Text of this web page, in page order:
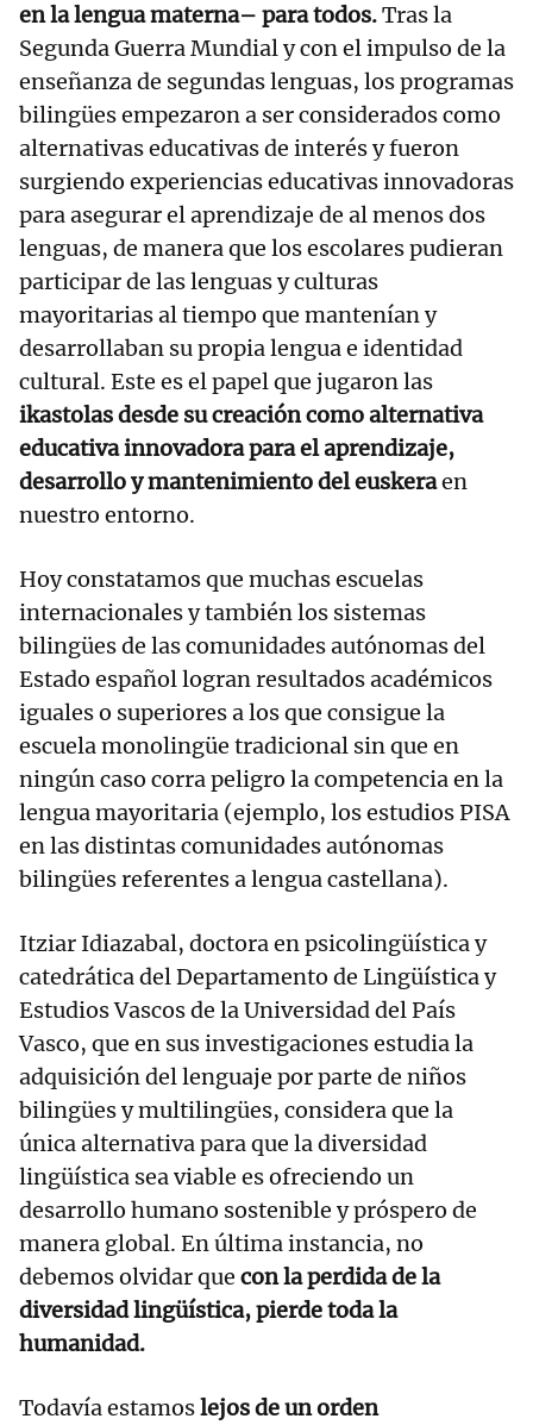
en la lengua materna– para todos.Tras la
Segunda Guerra Mundial y con el impulso de la
enseñanza de segundas lenguas, los programas
bilingües empezaron a ser considerados como
alternativas educativas de interés y fueron
surgiendo experiencias educativas innovadoras
para asegurar el aprendizaje de al menos dos
lenguas, de manera que los escolares pudieran
participar de las lenguas y culturas
mayoritarias al tiempo que mantenían y
desarrollaban su propia lengua e identidad
cultural. Este es el papel que jugaron las
ikastolas desde su creación como alternativa
educativa innovadora para el aprendizaje,
desarrollo y mantenimiento del euskeraen
nuestro entorno.
Hoy constatamos que muchas escuelas
internacionales y también los sistemas
bilingües de las comunidades autónomas del
Estado español logran resultados académicos
iguales o superiores a los que consigue la
escuela monolingüe tradicional sin que en
ningún caso corra peligro la competencia en la
lengua mayoritaria (ejemplo, los estudios PISA
en las distintas comunidades autónomas
bilingües referentes a lengua castellana).
Itziar Idiazabal, doctora en psicolingüística y
catedrática del Departamento de Lingüística y
Estudios Vascos de la Universidad del País
Vasco, que en sus investigaciones estudia la
adquisición del lenguaje por parte de niños
bilingües y multilingües, considera que la
única alternativa para que la diversidad
lingüística sea viable es ofreciendo un
desarrollo humano sostenible y próspero de
manera global. En última instancia, no
debemos olvidar que con la perdida de la
diversidad lingüística, pierde toda la
humanidad.
Todavía estamoslejos de un orden